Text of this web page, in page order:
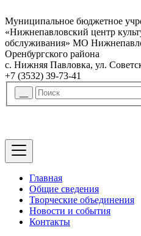
Муниципальное бюджетное
«Нижнепавловский центр
обслуживания» МО
Оренбургского района
с. Нижняя Павловка, ул.
+7 (3532) 39-73-41
Главная
Общие сведения
Творческие объединения
Новости и события
Контакты